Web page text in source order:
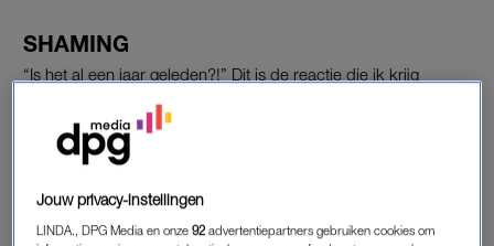
SHAMING
“Is het al een jaar geleden?!” Dit is de reactie die ik krijg
wanneer vriend(in)en te horen krijgen dat ik al meer dan 365
dagen geen seks heb gehad. Alleen slapen en de
‘gebruikelijke’ cardio-oefeningen in de slaapkamer overslaan,
Voor mij is dit tot nu toe dus een positieve ervaring (geweest).
Toch wordt er op een onaangename manier op gereageerd.
Jouw privacy-instellingen
LINDA., DPG Media en onze92 advertentiepartners gebruiken cookies om